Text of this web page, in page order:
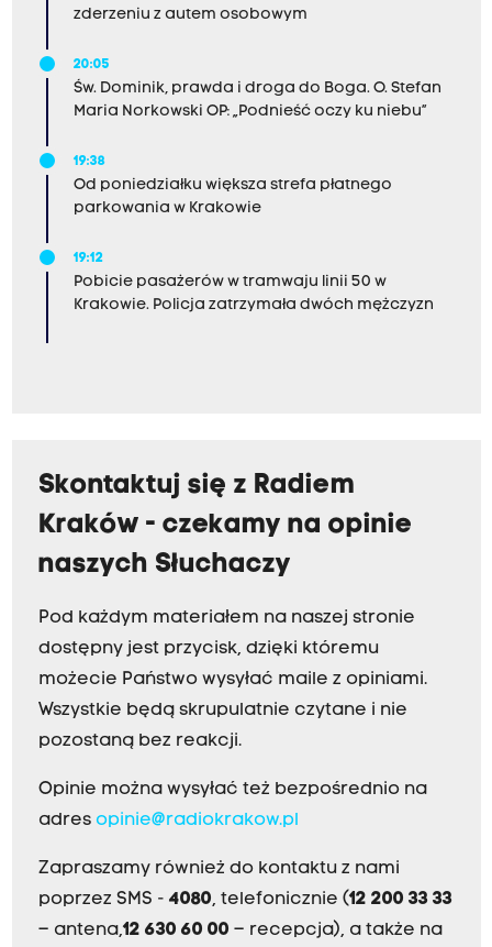
zderzeniu z autem osobowym
20:05
Św. Dominik, prawda i droga do Boga. O. Stefan
Maria Norkowski OP: „Podnieść oczy ku niebu”
19:38
Od poniedziałku większa strefa płatnego
parkowania w Krakowie
19:12
Pobicie pasażerów w tramwaju linii 50 w
Krakowie. Policja zatrzymała dwóch mężczyzn
Skontaktuj się z Radiem
Kraków - czekamy na opinie
naszych Słuchaczy
Pod każdym materiałem na naszej stronie
dostępny jest przycisk, dzięki któremu
możecie Państwo wysyłać maile z opiniami.
Wszystkie będą skrupulatnie czytane i nie
pozostaną bez reakcji.
Opinie można wysyłać też bezpośrednio na
adres opinie@radiokrakow.pl
Zapraszamy również do kontaktu z nami
poprzez SMS - 4080, telefonicznie (12 200 33 33
– antena,12 630 60 00 – recepcja), a także na